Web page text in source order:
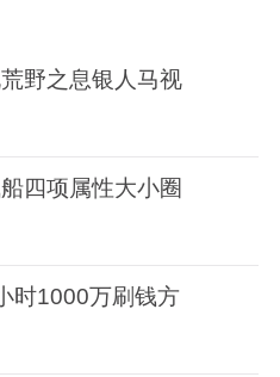
野之息银人马视
四项属性大小圈
时1000万刷钱方